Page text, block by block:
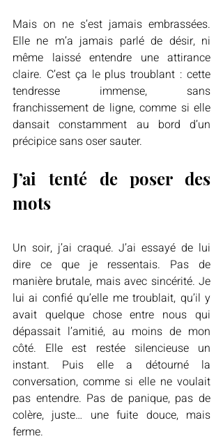
Mais on ne s’est jamais embrassées.
Elle ne m’a jamais parlé de désir, ni
même laissé entendre une attirance
claire. C’est ça le plus troublant : cette
tendresse immense, sans
franchissement de ligne, comme si elle
dansait constamment au bord d’un
précipice sans oser sauter.
J’ai tenté de poser des
mots
Un soir, j’ai craqué. J’ai essayé de lui
dire ce que je ressentais. Pas de
manière brutale, mais avec sincérité. Je
lui ai confié qu’elle me troublait, qu’il y
avait quelque chose entre nous qui
dépassait l’amitié, au moins de mon
côté. Elle est restée silencieuse un
instant. Puis elle a détourné la
conversation, comme si elle ne voulait
pas entendre. Pas de panique, pas de
colère, juste… une fuite douce, mais
ferme.